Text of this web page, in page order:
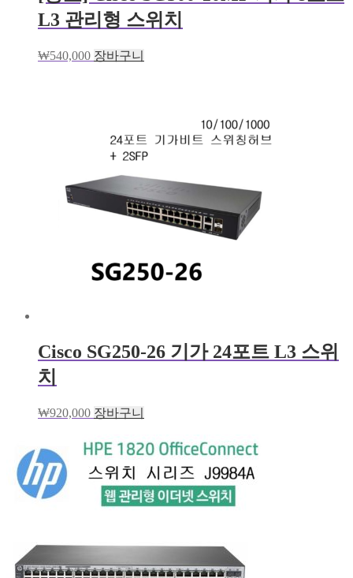
L3 관리형 스위치
₩540,000 장바구니
Cisco SG250-26 기가 24포트 L3 스위
치
₩920,000 장바구니